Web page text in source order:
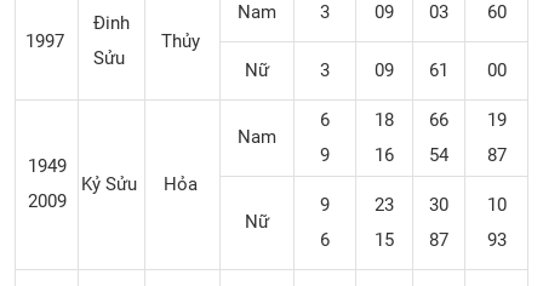
1997
Đinh
Sửu
Thủy
Nam 3 09 03 60
Nữ 3 09 61 00
1949
2009
Kỷ Sửu Hỏa
Nam
6
9
18
16
66
54
19
87
Nữ
9
6
23
15
30
87
10
93